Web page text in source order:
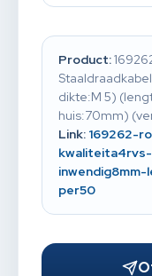
Product:
dikte:M 5)
huis:70mm)
Link: 169262-
per50